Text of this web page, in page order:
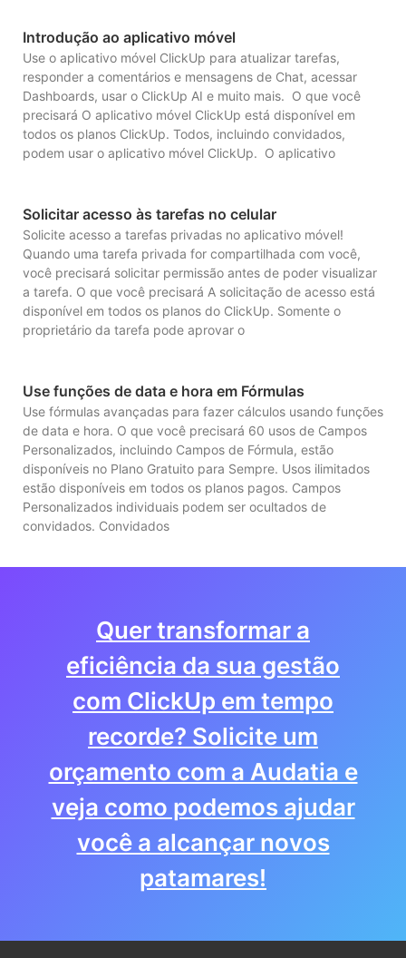
Introdução ao aplicativo móvel
Use o aplicativo móvel ClickUp para atualizar tarefas,
responder a comentários e mensagens de Chat, acessar
Dashboards, usar o ClickUp AI e muito mais. O que você
precisará O aplicativo móvel ClickUp está disponível em
todos os planos ClickUp. Todos, incluindo convidados,
podem usar o aplicativo móvel ClickUp. O aplicativo
Solicitar acesso às tarefas no celular
Solicite acesso a tarefas privadas no aplicativo móvel!
Quando uma tarefa privada for compartilhada com você,
você precisará solicitar permissão antes de poder visualizar
a tarefa. O que você precisará A solicitação de acesso está
disponível em todos os planos do ClickUp. Somente o
proprietário da tarefa pode aprovar o
Use funções de data e hora em Fórmulas
Use fórmulas avançadas para fazer cálculos usando funções
de data e hora. O que você precisará 60 usos de Campos
Personalizados, incluindo Campos de Fórmula, estão
disponíveis no Plano Gratuito para Sempre. Usos ilimitados
estão disponíveis em todos os planos pagos. Campos
Personalizados individuais podem ser ocultados de
convidados. Convidados
Quer transformar a
eficiência da sua gestão
com ClickUp em tempo
recorde? Solicite um
orçamento com a Audatia e
veja como podemos ajudar
você a alcançar novos
patamares!